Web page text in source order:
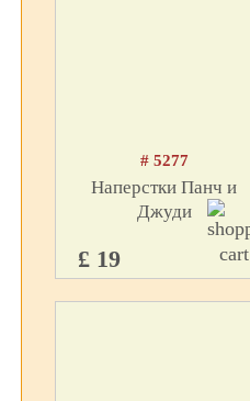
# 5277
Наперстки Панч и
Джуди
£ 19